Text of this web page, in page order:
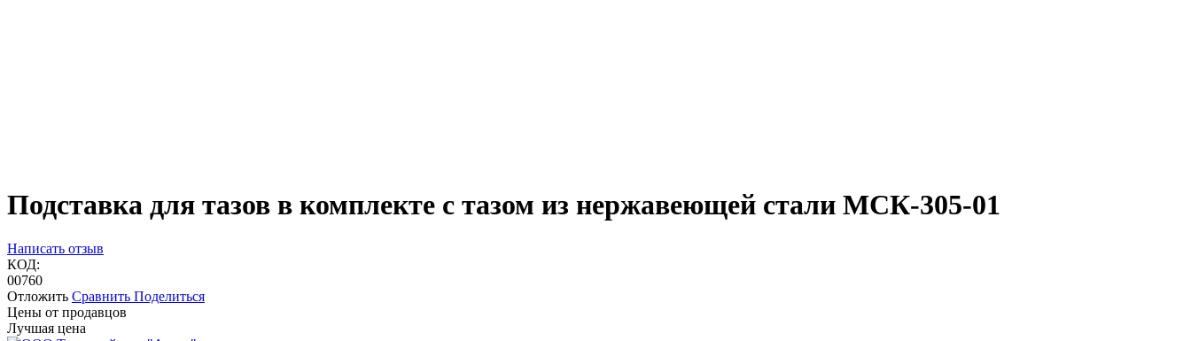
Подставка для тазов в комплекте с тазом из нержавеющей стали МСК-305-01
Написать отзыв
КОД:
00760
Отложить Сравнить Поделиться
Цены от продавцов
Лучшая цена